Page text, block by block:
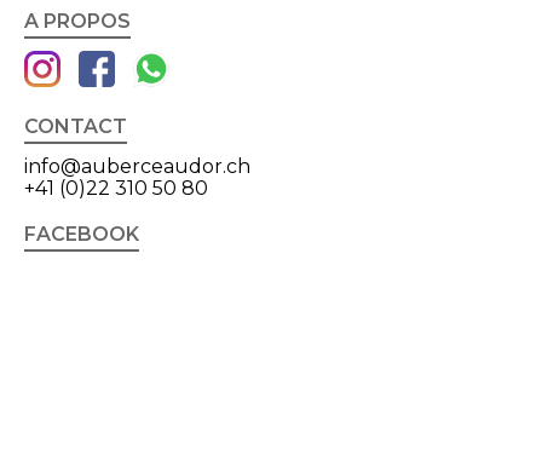
A PROPOS
CONTACT
info@auberceaudor.ch
+41 (0)22 310 50 80
FACEBOOK